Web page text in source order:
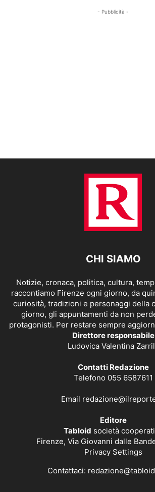
- Pubblicità -
CHI SIAMO
Notizie, cronaca, politica, cultura,
raccontiamo Firenze ogni giorno, da
curiosità, tradizioni e personaggi della
giorno, gli appuntamenti da non
protagonisti. Per restare sempre
Direttore responsabile
Ludovica Valentina
Contatti Redazione
Telefono 055 6587611
Email
Editore
Tabloid società
Firenze, Via Giovanni dalle
Privacy Settings
Contattaci: